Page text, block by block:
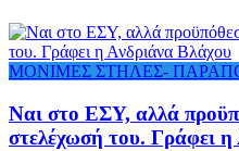
ΜΟΝΙΜΕΣ ΣΤΗΛΕΣ-
Ναι στο ΕΣΥ, αλλά
στελέχωσή του. Γράφει